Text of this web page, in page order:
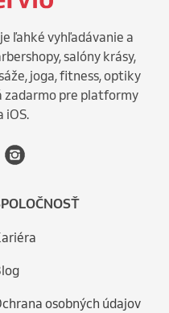
ľahké vyhľadávanie a
salóny krásy,
joga, fitness, optiky
zadarmo pre platformy
iOS.
osobných údajov